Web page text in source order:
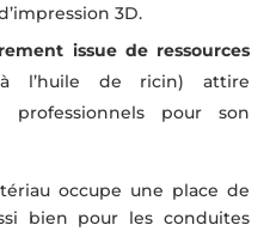
3D.
issue de ressources
l’huile de ricin) attire
professionnels pour son
occupe une place de
bien pour les conduites